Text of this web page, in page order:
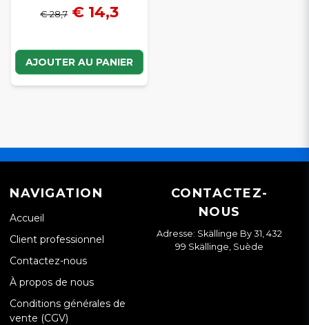
€ 28,7 € 14,3
AJOUTER AU PANIER
NAVIGATION
Accueil
Client professionnel
Contactez-nous
À propos de nous
Conditions générales de
vente (CGV)
CONTACTEZ-
NOUS
Adresse: Skällinge By 31, 432
99 Skällinge, Suède